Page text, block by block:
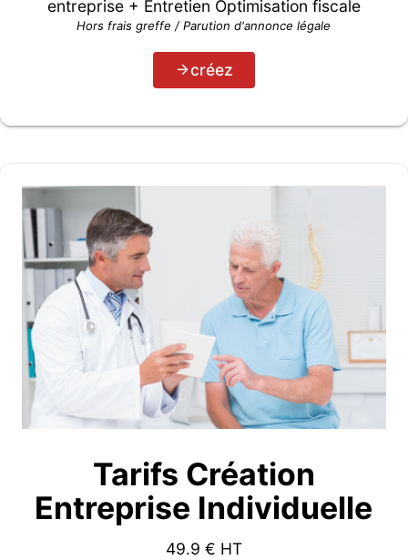
entreprise + Entretien Optimisation fiscale
Hors frais greffe / Parution d'annonce légale
créez
Tarifs Création
Entreprise Individuelle
49.9 € HT